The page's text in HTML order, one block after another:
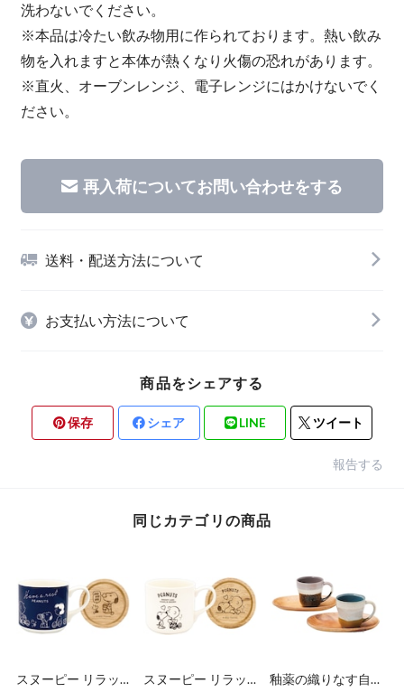
洗わないでください。
※本品は冷たい飲み物用に作られております。熱い飲み
物を入れますと本体が熱くなり火傷の恐れがあります。
※直火、オーブンレンジ、電子レンジにはかけないでく
ださい。
再入荷についてお問い合わせをする
送料・配送方法について
お支払い方法について
商品をシェアする
保存 シェア LINE ツイート
報告する
同じカテゴリの商品
スヌーピー リラッ
スヌーピー リラッ
釉薬の織りなす自然